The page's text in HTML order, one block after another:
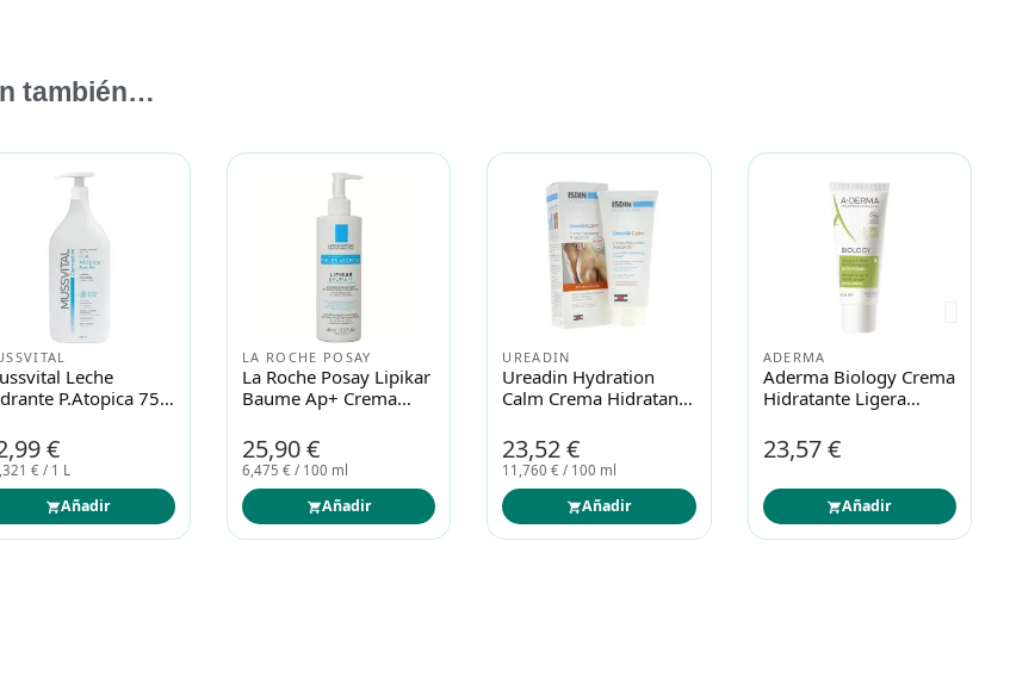
también…
Hydration
Crema Hidratante
€
€ / 100 ml
Añadir
ADERMA
Aderma Biology Crema
Hidratante Ligera
23,57 €
Añadir
BIODERMA
Atoderm Intensive Piel
Atópica 500ml
23,53 €
4,706 € / 100 ml
Añadir
Avene Hydrance
Optimale Ligera 40 Ml
22,68 €
Añadir